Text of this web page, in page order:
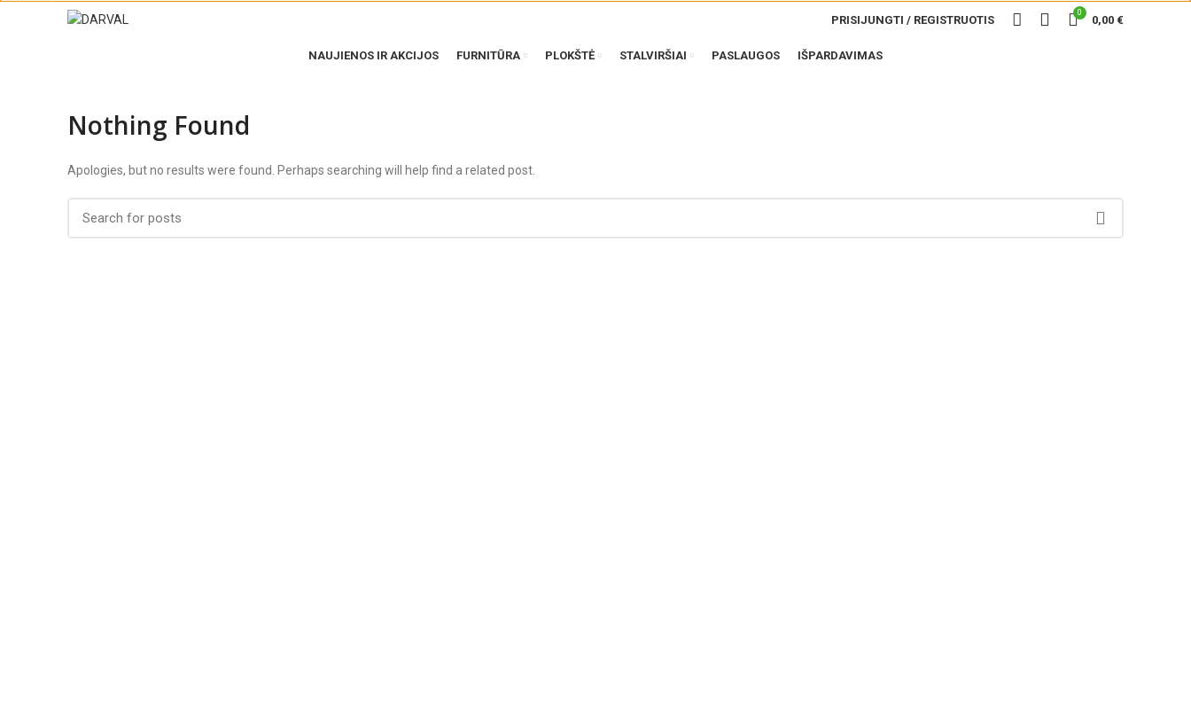
PRISIJUNGTI / REGISTRUOTIS
0
0,00 €
NAUJIENOS IR AKCIJOS FURNITŪRA PLOKŠTĖ STALVIRŠIAI PASLAUGOS IŠPARDAVIMAS
Nothing Found
Apologies, but no results were found. Perhaps searching will help find a related post.